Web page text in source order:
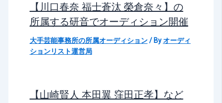
【川口春奈 福士蒼汰 榮倉奈々】の
所属する研音でオーディション開催
大手芸能事務所の所属オーディション/ Byオーディ
ションリスト運営局
【山崎賢人 本田翼 窪田正孝】など